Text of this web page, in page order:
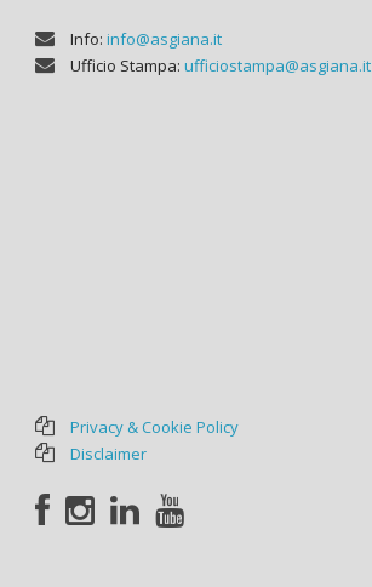
Info: info@asgiana.it
Ufficio Stampa: ufficiostampa@asgiana.it
Privacy & Cookie Policy
Disclaimer